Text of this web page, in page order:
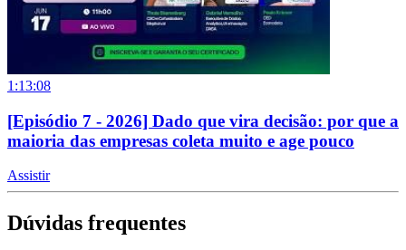
1:13:08
[Episódio 7 - 2026] Dado que vira decisão: por que a
maioria das empresas coleta muito e age pouco
Assistir
Dúvidas frequentes